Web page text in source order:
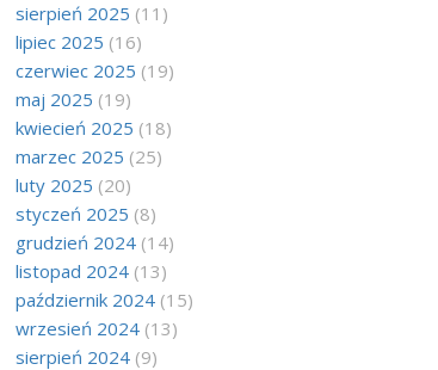
sierpień 2025 (11)
lipiec 2025 (16)
czerwiec 2025 (19)
maj 2025 (19)
kwiecień 2025 (18)
marzec 2025 (25)
luty 2025 (20)
styczeń 2025 (8)
grudzień 2024(14)
listopad 2024(13)
październik 2024(15)
wrzesień 2024(13)
sierpień 2024(9)